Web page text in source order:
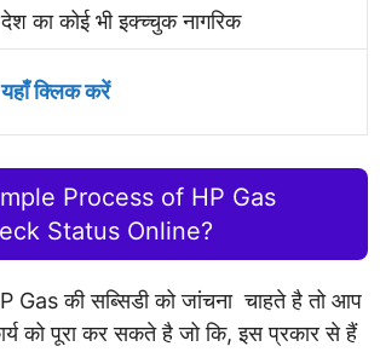
देश का कोई भी इक्च्चुक नागरिक
यहाँ क्लिक करें
Process of HP Gas
Status Online?
की सब्सिडी को जांचना चाहते है तो आप
को पूरा कर सकते है जो कि, इस प्रकार से हैं